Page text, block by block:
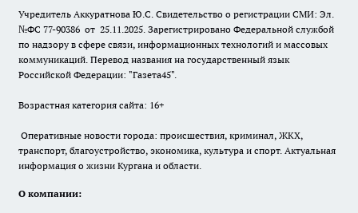
Учредитель Аккуратнова Ю.С. Свидетельство о регистрации СМИ: Эл.
№ФС 77-90386 от 25.11.2025. Зарегистрировано Федеральной службой
по надзору в сфере связи, информационных технологий и массовых
коммуникаций. Перевод названия на государственный язык
Российской Федерации: "Газета45".
Возрастная категория сайта: 16+
Оперативные новости города: происшествия, криминал, ЖКХ,
транспорт, благоустройство, экономика, культура и спорт. Актуальная
информация о жизни Кургана и области.
О компании: